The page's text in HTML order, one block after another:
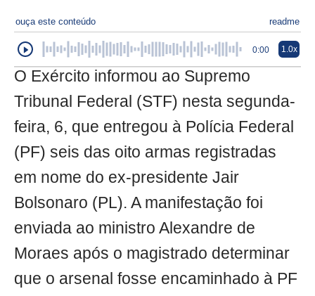
ouça este conteúdo readme
0:00 1.0x
O Exército informou ao Supremo
Tribunal Federal (STF) nesta segunda-
feira, 6, que entregou à Polícia Federal
(PF) seis das oito armas registradas
em nome do ex-presidente Jair
Bolsonaro (PL). A manifestação foi
enviada ao ministro Alexandre de
Moraes após o magistrado determinar
que o arsenal fosse encaminhado à PF